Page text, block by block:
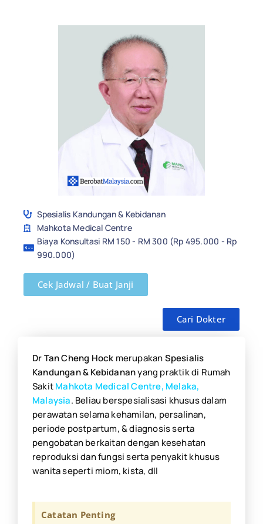
Spesialis Kandungan & Kebidanan
Mahkota Medical Centre
Biaya Konsultasi RM 150 - RM 300 (Rp 495.000 - Rp
990.000)
Cek Jadwal / Buat Janji
Cari Dokter
Dr Tan Cheng Hock merupakanSpesialis
Kandungan & Kebidananyang praktik di Rumah
SakitMahkota Medical Centre, Melaka,
Malaysia. Beliau berspesialisasi khusus dalam
perawatan selama kehamilan, persalinan,
periode postpartum, & diagnosis serta
pengobatan berkaitan dengan kesehatan
reproduksi dan fungsi serta penyakit khusus
wanita seperti miom, kista, dll
Catatan Penting